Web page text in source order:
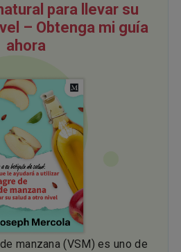
para llevar su
– Obtenga mi guía
ahora
manzana (VSM) es uno de